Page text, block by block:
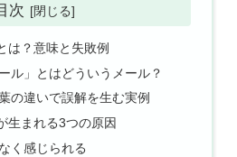
次
は？意味と失敗例
ル」とはどういうメール？
の違いで誤解を生む実例
生まれる3つの原因
く感じられる